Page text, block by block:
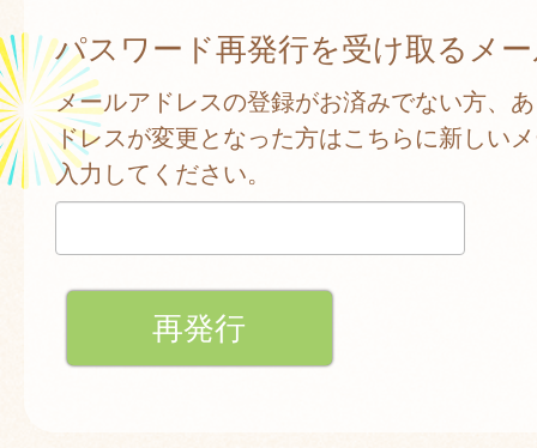
パスワード再発行を受け取るメ
メールアドレスの登録がお済みでない方、
ドレスが変更となった方はこちらに新しい
入力してください。